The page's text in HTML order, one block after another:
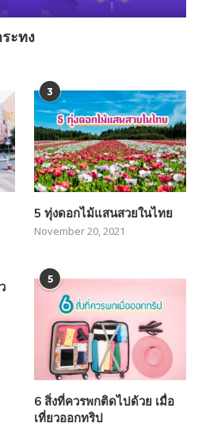
ะทง
3
5 ทุ่งดอกไม้แสนสวยในไทย
November 20, 2021
5
6 สิ่งที่ควรพกติดไปด้วย เมื่อ
เที่ยวออกทริป